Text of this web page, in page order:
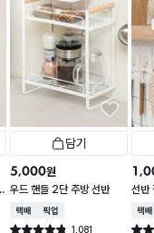
담기
5,000원
우드 핸들 2단 주방 선반
택배배송매장픽업
별점 4.8점 1,081
선반
택배
별점